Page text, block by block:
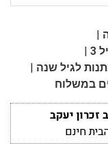
|
3
|
לגיל שנה |
במשלוח
יעקב